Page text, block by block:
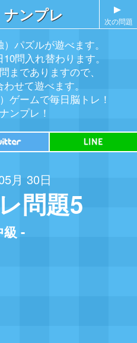
ナンプレ
パズルが遊べます。
問入れ替わります。
までありますので、
せて遊べます。
ゲームで毎日脳トレ！
ンプレ！
月 30日
問題5
級 -
▲
次の問題